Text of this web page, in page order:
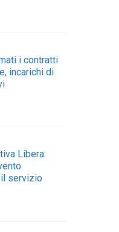
i contratti
incarichi di
Libera:
servizio